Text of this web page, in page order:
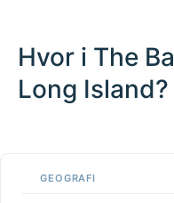
Hvor i The
Long Island?
GEOGRAFI